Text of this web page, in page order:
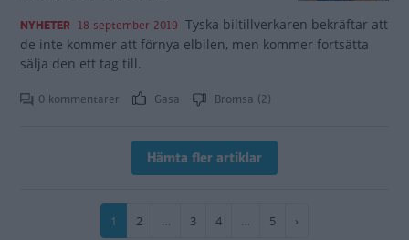
NYHETER 18 september 2019 Tyska biltillverkaren bekräftar att
de inte kommer att förnya elbilen, men kommer fortsätta
sälja den ett tag till.
0 kommentarer Gasa Bromsa (2)
Hämta fler artiklar
PagineringNuvarande
1 Sida
2 … Sida
3 Sida
4 … Sida
5
Nästa
›